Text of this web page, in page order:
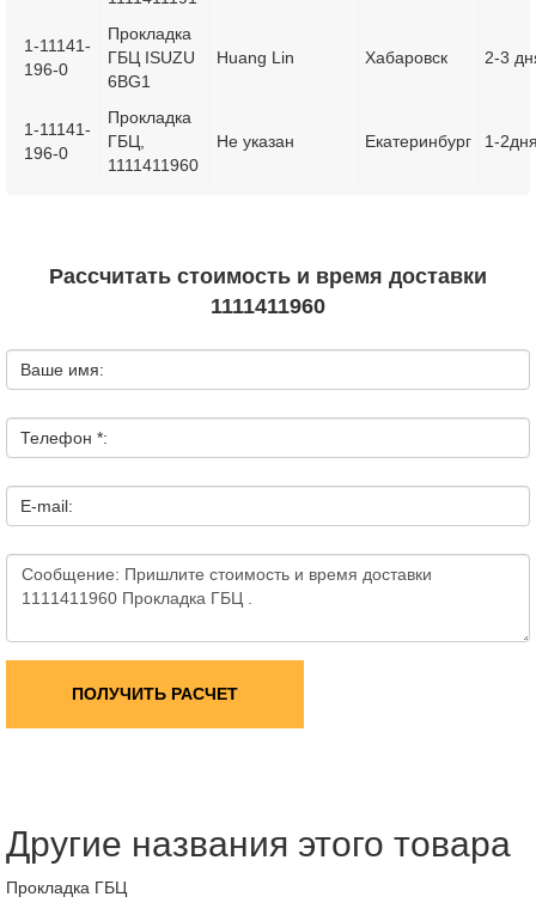
1-11141-
196-0
Прокладка
ГБЦ ISUZU
6BG1
Huang Lin Хабаровск 2-3
1-11141-
196-0
Прокладка
ГБЦ,
1111411960
Не указан Екатеринбург 1-
Рассчитать стоимость и время доставки
1111411960
Ваше имя:
Телефон *:
E-mail:
ПОЛУЧИТЬ РАСЧЕТ
Другие названия этого товара
Прокладка ГБЦ